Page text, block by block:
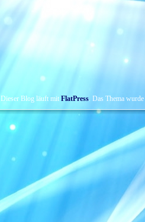
Dieser Blog läuft mit FlatPress. Das Thema